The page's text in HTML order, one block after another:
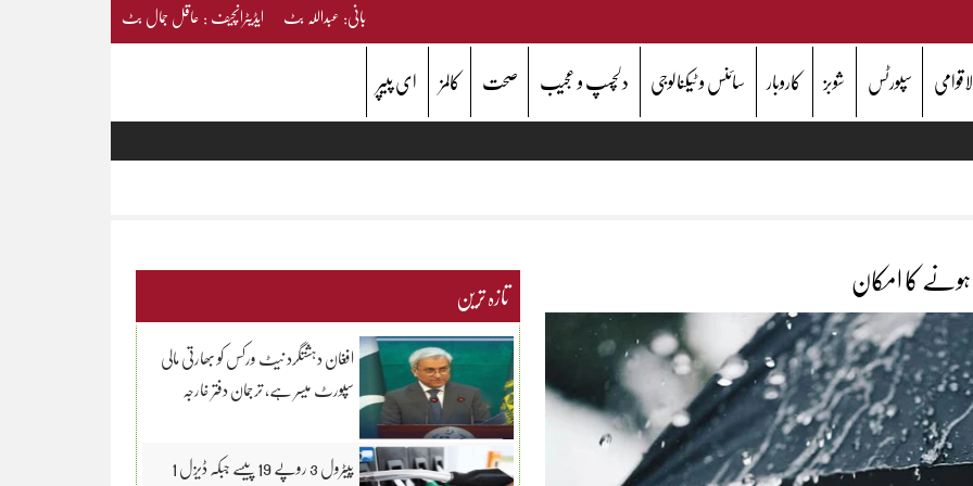
بانی: عبداللہ بٹ ایڈیٹرانچیف : عاقل جمال بٹ
سپورٹس شوبز کاروبار سائنس و ٹیکنالوجی دلچسپ و عجیب صحت کالمز ای پیپر
ہونے کا امکان تازہ ترین
افغان دہشتگرد نیٹ ورکس کو بھارتی مالی
سپورٹ میسر ہے، ترجمان دفتر خارجہ
پیٹرول 3 روپے 19 پیسے جبکہ ڈیزل 1